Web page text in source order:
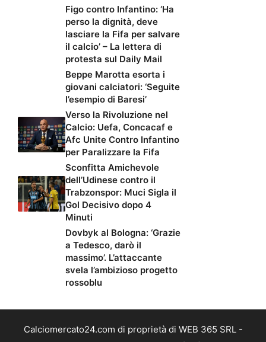
Figo contro Infantino: ‘Ha
perso la dignità, deve
lasciare la Fifa per salvare
il calcio’ – La lettera di
protesta sul Daily Mail
Beppe Marotta esorta i
giovani calciatori: ‘Seguite
l’esempio di Baresi’
Verso la Rivoluzione nel
Calcio: Uefa, Concacaf e
Afc Unite Contro Infantino
per Paralizzare la Fifa
Sconfitta Amichevole
dell’Udinese contro il
Trabzonspor: Muci Sigla il
Gol Decisivo dopo 4
Minuti
Dovbyk al Bologna: ‘Grazie
a Tedesco, darò il
massimo’. L’attaccante
svela l’ambizioso progetto
rossoblu
Calciomercato24.com di proprietà di WEB 365 SRL -